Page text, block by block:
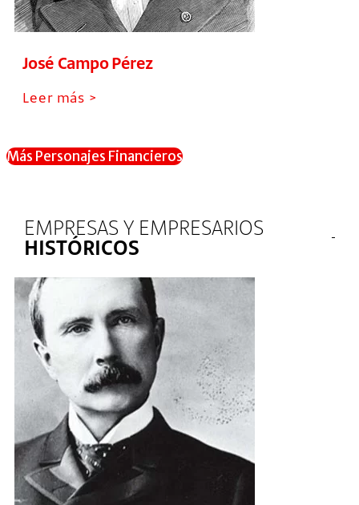
José Campo Pérez
Leer más >
Más Personajes Financieros
EMPRESAS Y EMPRESARIOS
HISTÓRICOS